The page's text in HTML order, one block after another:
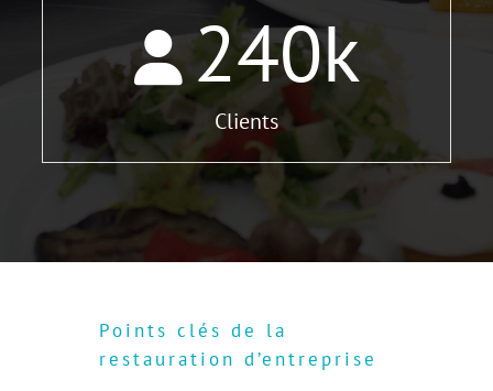
240k
Clients
Points clés de la
restauration d’entreprise